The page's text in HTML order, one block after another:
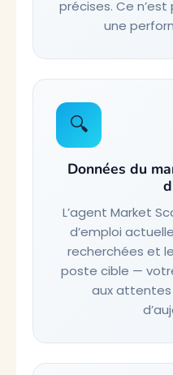
précises. Ce
une
🔍
Données du
L’agent Market
d’emploi
recherchées et
poste cible —
aux attentes